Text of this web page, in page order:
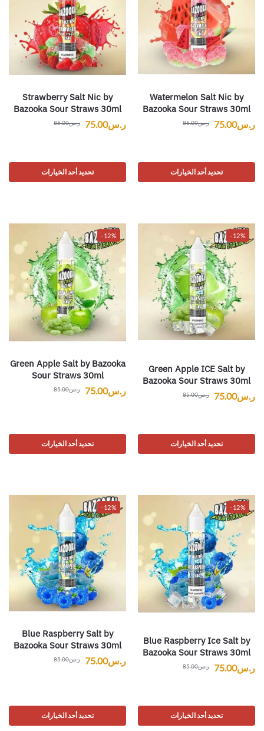
Watermelon Salt Nic by
Bazooka Sour Straws 30ml
ر.س85.00 ر.س75.00
تحديد أحد الخيارات
Strawberry Salt Nic by
Bazooka Sour Straws 30ml
ر.س85.00 ر.س75.00
تحديد أحد الخيارات
-12%
Green Apple ICE Salt by
Bazooka Sour Straws 30ml
ر.س85.00 ر.س75.00
تحديد أحد الخيارات
-12%
Green Apple Salt by Bazooka
Sour Straws 30ml
ر.س85.00 ر.س75.00
تحديد أحد الخيارات
-12%
Blue Raspberry Ice Salt by
Bazooka Sour Straws 30ml
ر.س85.00 ر.س75.00
تحديد أحد الخيارات
-12%
Blue Raspberry Salt by
Bazooka Sour Straws 30ml
ر.س85.00 ر.س75.00
تحديد أحد الخيارات